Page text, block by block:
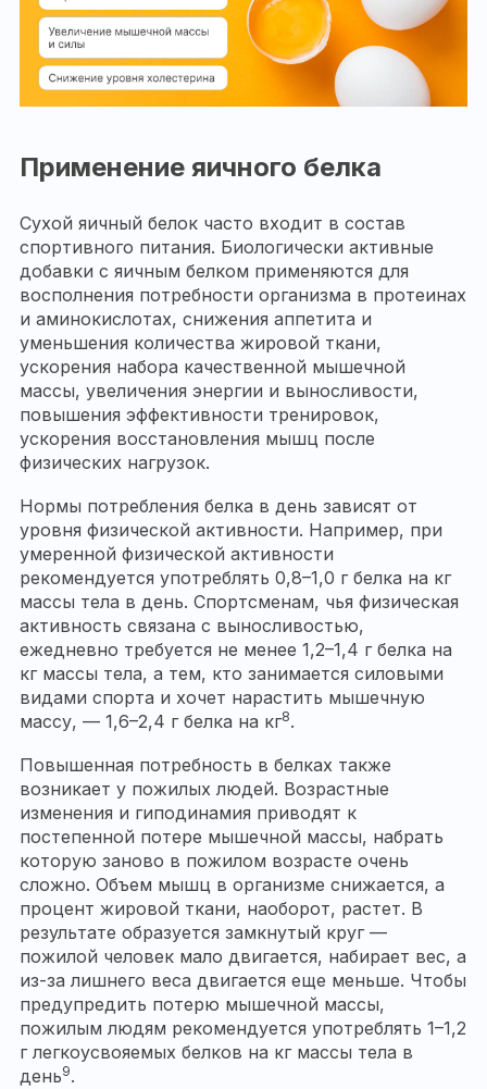
Применение яичного белка
Сухой яичный белок часто входит в состав
спортивного питания. Биологически активные
добавки с яичным белком применяются для
восполнения потребности организма в протеинах
и аминокислотах, снижения аппетита и
уменьшения количества жировой ткани,
ускорения набора качественной мышечной
массы, увеличения энергии и выносливости,
повышения эффективности тренировок,
ускорения восстановления мышц после
физических нагрузок.
Нормы потребления белка в день зависят от
уровня физической активности. Например, при
умеренной физической активности
рекомендуется употреблять 0,8–1,0 г белка на кг
массы тела в день. Спортсменам, чья физическая
активность связана с выносливостью,
ежедневно требуется не менее 1,2–1,4 г белка на
кг массы тела, а тем, кто занимается силовыми
видами спорта и хочет нарастить мышечную
массу, — 1,6–2,4 г белка на кг8.
Повышенная потребность в белках также
возникает у пожилых людей. Возрастные
изменения и гиподинамия приводят к
постепенной потере мышечной массы, набрать
которую заново в пожилом возрасте очень
сложно. Объем мышц в организме снижается, а
процент жировой ткани, наоборот, растет. В
результате образуется замкнутый круг —
пожилой человек мало двигается, набирает вес, а
из-за лишнего веса двигается еще меньше. Чтобы
предупредить потерю мышечной массы,
пожилым людям рекомендуется употреблять 1–1,2
г легкоусвояемых белков на кг массы тела в
день9.